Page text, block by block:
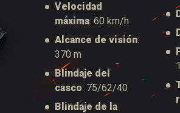
Velocidad
máxima: 60 km/h
Alcance de visión:
370 m
Blindaje del
casco: 75/62/40
Blindaje de la